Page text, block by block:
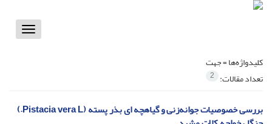
Toggle
کلیدواژه‌ها =جهت
تعداد مقالات: 2
بررسی خصوصیات جوانه‌زنی و گیاهچه ای بذر پسته (Pistacia vera L.)